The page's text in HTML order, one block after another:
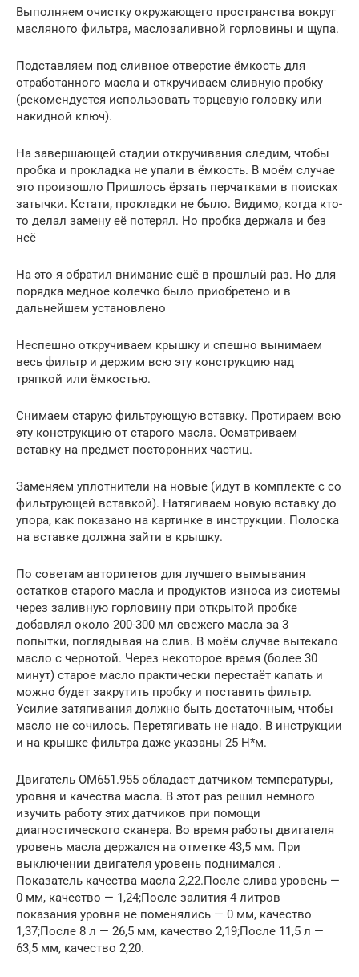
Выполняем очистку окружающего пространства вокруг
масляного фильтра, маслозаливной горловины и щупа.
Подставляем под сливное отверстие ёмкость для
отработанного масла и откручиваем сливную пробку
(рекомендуется использовать торцевую головку или
накидной ключ).
На завершающей стадии откручивания следим, чтобы
пробка и прокладка не упали в ёмкость. В моём случае
это произошло Пришлось ёрзать перчатками в поисках
затычки. Кстати, прокладки не было. Видимо, когда кто-
то делал замену её потерял. Но пробка держала и без
неё
На это я обратил внимание ещё в прошлый раз. Но для
порядка медное колечко было приобретено и в
дальнейшем установлено
Неспешно откручиваем крышку и спешно вынимаем
весь фильтр и держим всю эту конструкцию над
тряпкой или ёмкостью.
Снимаем старую фильтрующую вставку. Протираем всю
эту конструкцию от старого масла. Осматриваем
вставку на предмет посторонних частиц.
Заменяем уплотнители на новые (идут в комплекте с со
фильтрующей вставкой). Натягиваем новую вставку до
упора, как показано на картинке в инструкции. Полоска
на вставке должна зайти в крышку.
По советам авторитетов для лучшего вымывания
остатков старого масла и продуктов износа из системы
через заливную горловину при открытой пробке
добавлял около 200-300 мл свежего масла за 3
попытки, поглядывая на слив. В моём случае вытекало
масло с чернотой. Через некоторое время (более 30
минут) старое масло практически перестаёт капать и
можно будет закрутить пробку и поставить фильтр.
Усилие затягивания должно быть достаточным, чтобы
масло не сочилось. Перетягивать не надо. В инструкции
и на крышке фильтра даже указаны 25 Н*м.
Двигатель OM651.955 обладает датчиком температуры,
уровня и качества масла. В этот раз решил немного
изучить работу этих датчиков при помощи
диагностического сканера. Во время работы двигателя
уровень масла держался на отметке 43,5 мм. При
выключении двигателя уровень поднимался .
Показатель качества масла 2,22.После слива уровень —
0 мм, качество — 1,24;После залития 4 литров
показания уровня не поменялись — 0 мм, качество
1,37;После 8 л — 26,5 мм, качество 2,19;После 11,5 л —
63,5 мм, качество 2,20.